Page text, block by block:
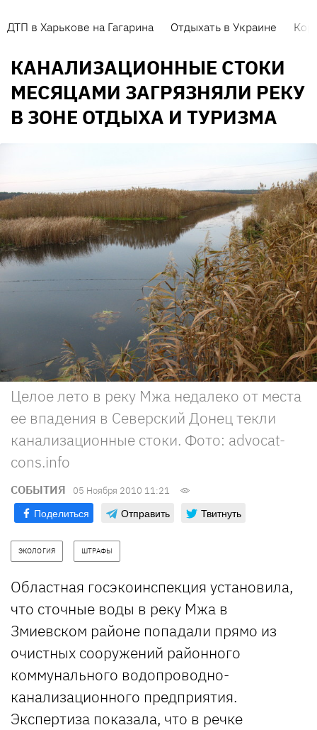
ДТП в Харькове на Гагарина Отдыхать в Украине
КАНАЛИЗАЦИОННЫЕ СТОКИ
МЕСЯЦАМИ ЗАГРЯЗНЯЛИ РЕКУ
В ЗОНЕ ОТДЫХА И ТУРИЗМА
Целое лето в реку Мжа недалеко от места
ее впадения в Северский Донец текли
канализационные стоки. Фото: аdvocat-
cons.info
СОБЫТИЯ 05 Ноября 2010 11:21
Поделиться Отправить Твитнуть
ЭКОЛОГИЯ ШТРАФЫ
Областная госэкоинспекция установила,
что сточные воды в реку Мжа в
Змиевском районе попадали прямо из
очистных сооружений районного
коммунального водопроводно-
канализационного предприятия.
Экспертиза показала, что в речке